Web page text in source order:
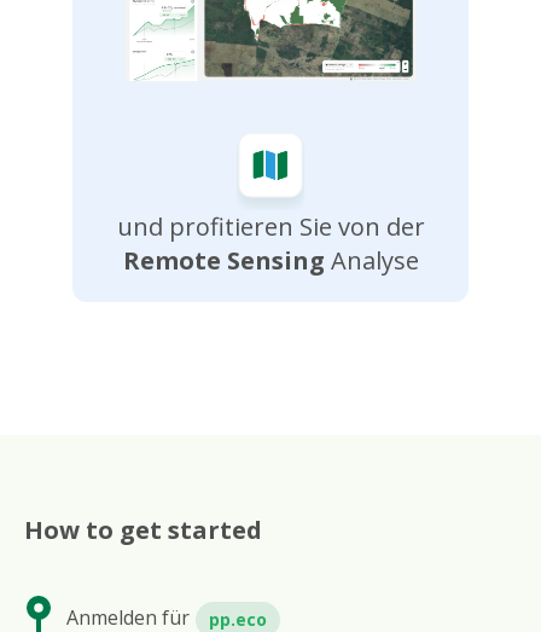
und profitieren Sie von der
Remote Sensing Analyse
How to get started
Anmelden für pp.eco